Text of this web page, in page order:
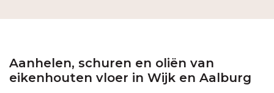
Aanhelen, schuren en oliën van
eikenhouten vloer in Wijk en Aalburg